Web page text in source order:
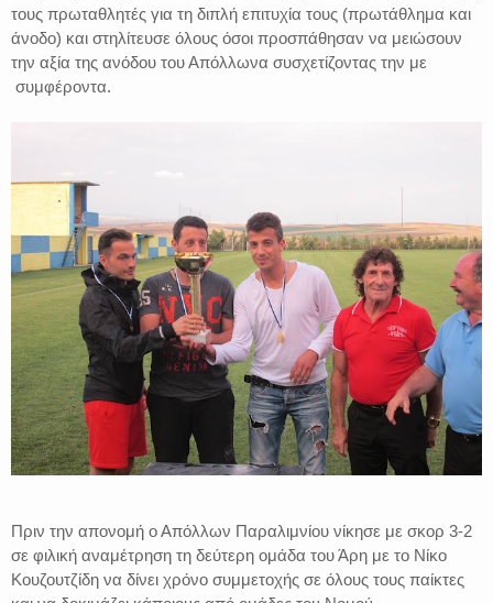
τους πρωταθλητές για τη διπλή επιτυχία τους (πρωτάθλημα και
άνοδο) και στηλίτευσε όλους όσοι προσπάθησαν να μειώσουν
την αξία της ανόδου του Απόλλωνα συσχετίζοντας την με
συμφέροντα.
Πριν την απονομή ο Απόλλων Παραλιμνίου νίκησε με σκορ 3-2
σε φιλική αναμέτρηση τη δεύτερη ομάδα του Άρη με το Νίκο
Κουζουτζίδη να δίνει χρόνο συμμετοχής σε όλους τους παίκτες